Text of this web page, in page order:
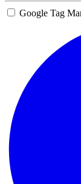
Google Tag